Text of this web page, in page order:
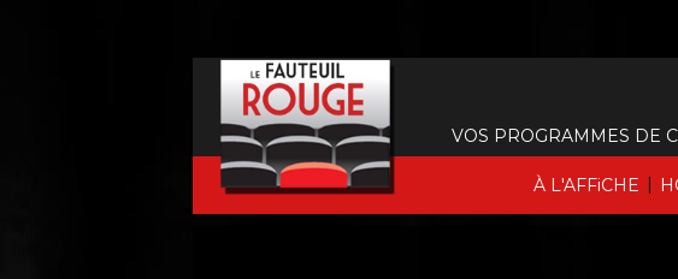
À L'AFFiCHE |
VOS PROGRAMMES DE